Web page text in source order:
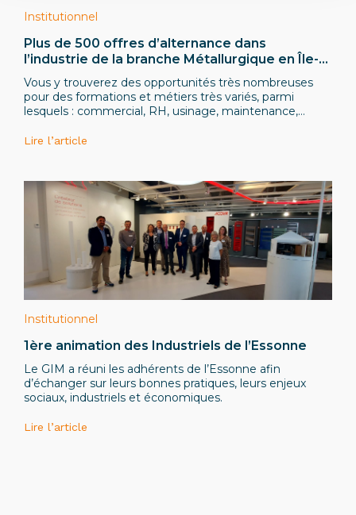
Institutionnel
Plus de 500 offres d’alternance dans
l’industrie de la branche Métallurgique en Île-
de-France sur le site L’Industrie Recrute !
Vous y trouverez des opportunités très nombreuses
pour des formations et métiers très variés, parmi
lesquels : commercial, RH, usinage, maintenance,
projets, etc.
Lire l’article
Institutionnel
1ère animation des Industriels de l’Essonne
Le GIM a réuni les adhérents de l’Essonne afin
d’échanger sur leurs bonnes pratiques, leurs enjeux
sociaux, industriels et économiques.
Lire l’article